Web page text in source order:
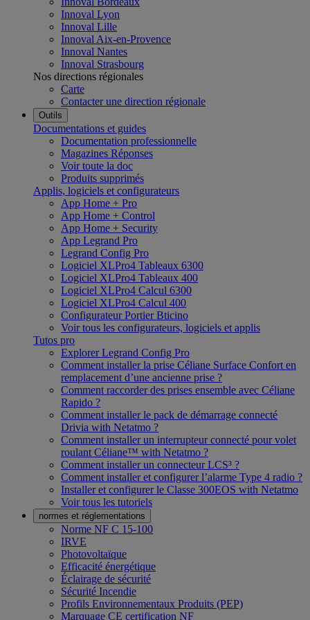
Innoval Lyon
Innoval Lille
Innoval Aix-en-Provence
Innoval Nantes
Innoval Strasbourg
Nos directions régionales
Carte
Contacter une direction régionale
Outils
Documentations et guides
Documentation professionnelle
Magazines Réponses
Voir toute la doc
Produits supprimés
Applis, logiciels et configurateurs
App Home + Pro
App Home + Control
App Home + Security
App Legrand Pro
Legrand Config Pro
Logiciel XLPro4 Tableaux 6300
Logiciel XLPro4 Tableaux 400
Logiciel XLPro4 Calcul 6300
Logiciel XLPro4 Calcul 400
Configurateur Portier Bticino
Voir tous les configurateurs, logiciels et applis
Tutos pro
Explorer Legrand Config Pro
Comment installer la prise Céliane Surface Confort en
remplacement d’une ancienne prise ?
Comment raccorder des prises ensemble avec Céliane
Rapido ?
Comment installer le pack de démarrage connecté
Drivia with Netatmo ?
Comment installer un interrupteur connecté pour volet
roulant Céliane™ with Netatmo ?
Comment installer un connecteur LCS³ ?
Comment installer et configurer l’alarme Type 4 radio ?
Installer et configurer le Classe 300EOS with Netatmo
Voir tous les tutoriels
normes et réglementations
Norme NF C 15-100
IRVE
Photovoltaïque
Efficacité énergétique
Éclairage de sécurité
Sécurité Incendie
Profils Environnementaux Produits (PEP)
Marquage CE certification NF